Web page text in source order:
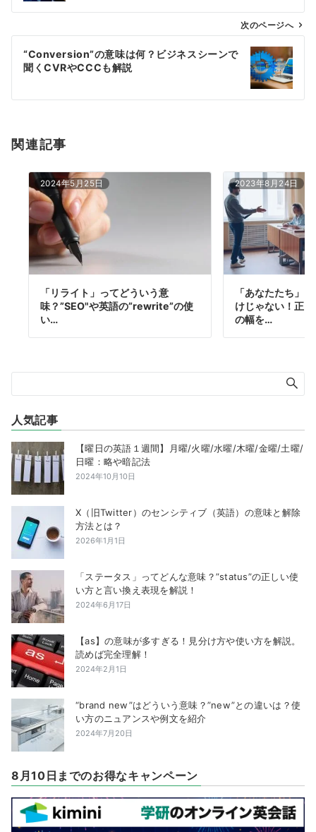
ン
次のページへ
“Conversion”の意味は何？ビジネスシーンで
聞くCVRやCCCも解説
関連記事
2024年5月25日
「リライト」ってどういう意
味？”SEO"や英語の”rewrite”の使
い…
2023年8月24日
「あなたたち」
けじゃない！正
の幅を…
人気記事
【曜日の英語１週間】月曜/火曜/水曜/木曜/金曜/土曜/
日曜：略や暗記法
2024年10月10日
X（旧Twitter）のセンシティブ（英語）の意味と解除
方法とは？
2026年1月1日
「ステータス」ってどんな意味？”status”の正しい使
い方と言い換え表現を解説！
2024年6月17日
【as】の意味が多すぎる！見分け方や使い方を解説。
読めば完全理解！
2024年2月1日
“brand new”はどういう意味？”new”との違いは？使
い方のニュアンスや例文を紹介
2024年7月20日
8月10日までのお得なキャンペーン